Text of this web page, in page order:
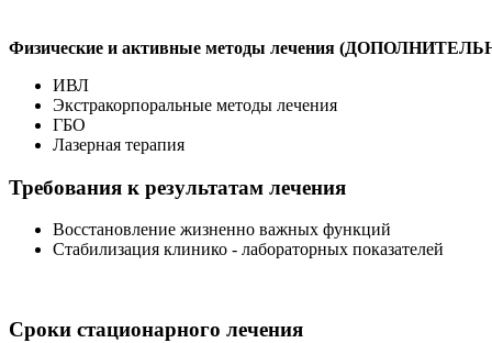
Физические и активные методы лечения
ИВЛ
Экстракорпоральные методы лечения
ГБО
Лазерная терапия
Требования к результатам лечения
Восстановление жизненно важных функций
Стабилизация клинико - лабораторных показателей
Сроки стационарного лечения